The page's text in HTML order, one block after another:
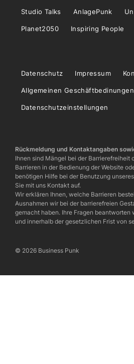
Studio Talks AnlagePunk
Planet2050 Inspiring People
Datenschutz Impressum
Allgemeinen Geschäftbedinungen
Datenschutzeinstellungen
Rückmeldung und Kontaktangaben
Ihnen sind Mängel bei der Barrierefreiheit
Barrieren in der Bedienung der Website
benötigen Hilfe bei der Benutzung
Sie mit uns Kontakt auf.
Wir erklären Ihnen, welche Barrieren
Ausnahmen wir bei der barrierefreien
gemacht haben. Ihre Fragen beantworten
und innerhalb der gesetzlichen Frist von
© 2026 Business Punk